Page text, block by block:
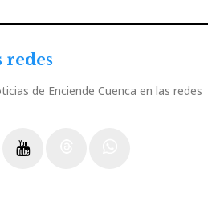
redes
de Enciende Cuenca en las redes